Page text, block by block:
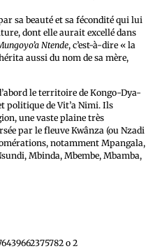
sa beauté et sa fécondité qui lui
dont elle aurait excellé dans
Ntende, c’est-à-dire « la
aussi du nom de sa mère,
le territoire de Kongo-Dya-
politique de Vit’a Nimi. Ils
une vaste plaine très
par le fleuve Kwânza (ou Nzadi
notamment Mpangala,
Mbinda, Mbembe, Mbamba,